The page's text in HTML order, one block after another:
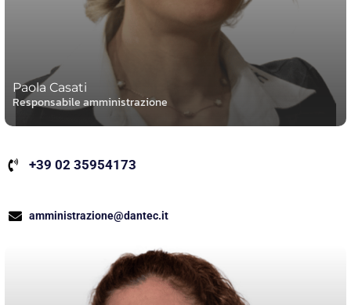
Paola Casati
Responsabile amministrazione
+39 02 35954173
amministrazione@dantec.it